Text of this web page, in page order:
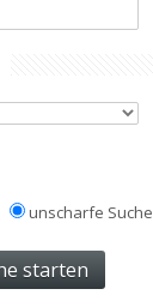
unscharfe Suche